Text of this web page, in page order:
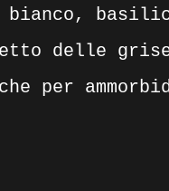
delle
per